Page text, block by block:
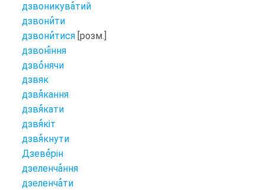
дзвоникуватий
дзвонити
дзвонитися [розм.]
дзвоніння
дзвонячи
дзвяк
дзвякання
дзвякати
дзвякіт
дзвякнути
Дзеверін
дзеленчання
дзеленчати